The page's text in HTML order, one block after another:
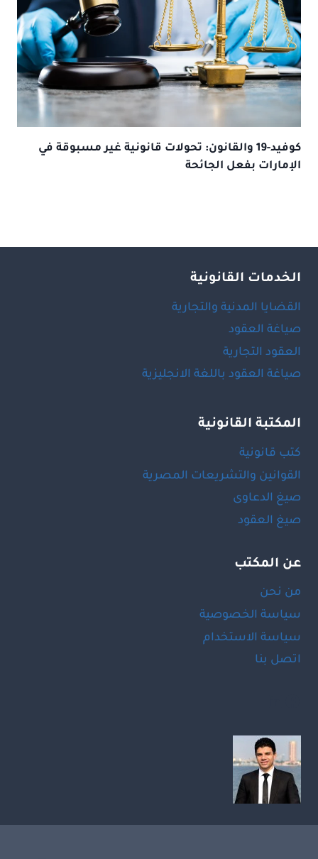
كوفيد-19 والقانون: تحولات قانونية غير مسبوقة في
الإمارات بفعل الجائحة
الخدمات القانونية
القضايا المدنية والتجارية
صياغة العقود
العقود التجارية
صياغة العقود باللغة الانجليزية
المكتبة القانونية
كتب قانونية
القوانين والتشريعات المصرية
صيغ الدعاوى
صيغ العقود
عن المكتب
من نحن
سياسة الخصوصية
سياسة الاستخدام
اتصل بنا